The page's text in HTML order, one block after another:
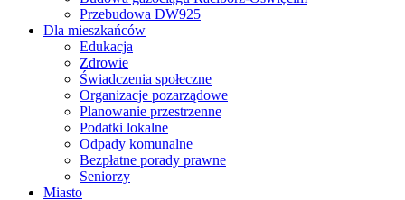
Przebudowa DW925
Dla mieszkańców
Edukacja
Zdrowie
Świadczenia społeczne
Organizacje pozarządowe
Planowanie przestrzenne
Podatki lokalne
Odpady komunalne
Bezpłatne porady prawne
Seniorzy
Miasto